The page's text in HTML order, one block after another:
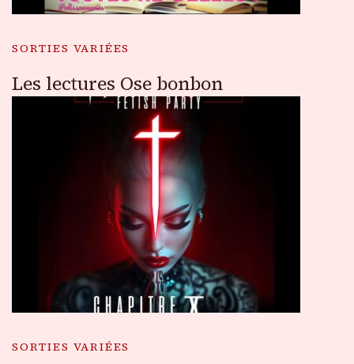
SORTIES VARIÉES
Les lectures Ose bonbon
SORTIES VARIÉES